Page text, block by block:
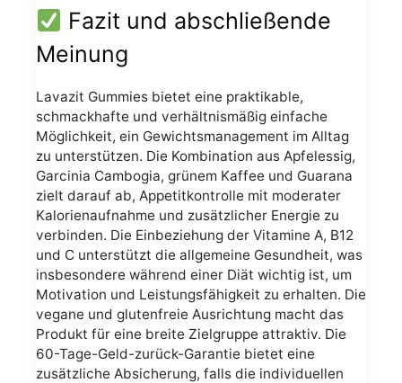
Fazit und abschließende
Meinung
Lavazit Gummies bietet eine praktikable,
schmackhafte und verhältnismäßig einfache
Möglichkeit, ein Gewichtsmanagement im Alltag
zu unterstützen. Die Kombination aus Apfelessig,
Garcinia Cambogia, grünem Kaffee und Guarana
zielt darauf ab, Appetitkontrolle mit moderater
Kalorienaufnahme und zusätzlicher Energie zu
verbinden. Die Einbeziehung der Vitamine A, B12
und C unterstützt die allgemeine Gesundheit, was
insbesondere während einer Diät wichtig ist, um
Motivation und Leistungsfähigkeit zu erhalten. Die
vegane und glutenfreie Ausrichtung macht das
Produkt für eine breite Zielgruppe attraktiv. Die
60-Tage-Geld-zurück-Garantie bietet eine
zusätzliche Absicherung, falls die individuellen